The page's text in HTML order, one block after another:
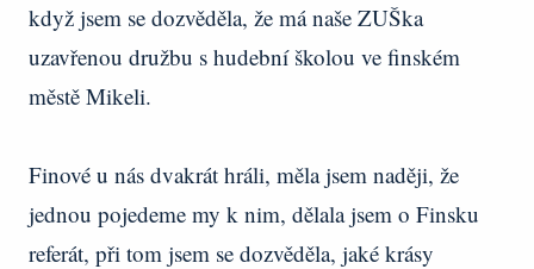
když jsem se dozvěděla, že má naše ZUŠka
uzavřenou družbu s hudební školou ve finském
městě Mikeli.
Finové u nás dvakrát hráli, měla jsem naději, že
jednou pojedeme my k nim, dělala jsem o Finsku
referát, při tom jsem se dozvěděla, jaké krásy